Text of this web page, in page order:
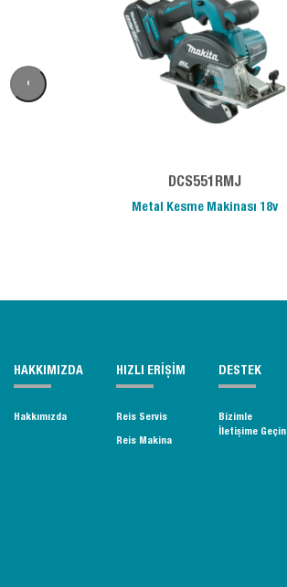
DCS551RMJ
Metal Kesme Makinası 18v
‹
HAKKIMIZDA
Hakkımızda
HIZLI ERİŞİM
Reis Servis
Reis Makina
DESTEK
Bizimle
İletişime Geçin